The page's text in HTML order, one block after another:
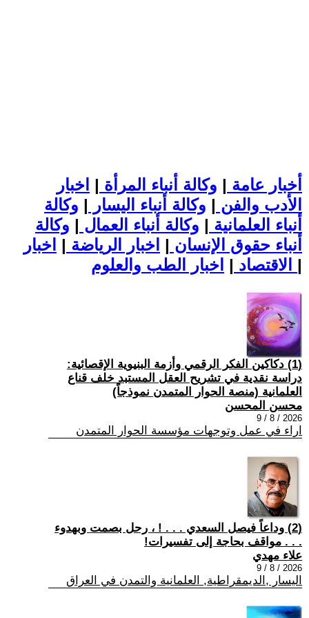
أخبار عامة | وكالة أنباء المرأة | اخبار
الأدب والفن | وكالة أنباء اليسار | وكالة
أنباء العلمانية | وكالة أنباء العمال | وكالة
أنباء حقوق الإنسان | اخبار الرياضة | اخبار
الاقتصاد | |
(1) دكاكين الفكر الرقمي وأزمة البنيوية الإقصائية:
دراسة نقدية في تشريح العقل المستبد خلف قناع
العلمانية (منصة الحوار المتمدن نموذجاً)
محسن المحسن
2026 / 8 / 9
اراء في عمل وتوجهات مؤسسة الحوار المتمدن
(2) وداعاً فيصل السعدي . . . ! ، رحل بصمت وبهدوء
. . . مواقف بحاجة إلى تفسيرات!
علاء مهدي
2026 / 8 / 9
اليسار ,الديمقراطية, العلمانية والتمدن في العراق